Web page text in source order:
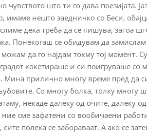
чувството што ти го дава поезијата.
имаме нешто заедничко со Беси,
дека треба да се пишува, затоа
Понекогаш се обидувам да
да го најдам токму тој момент.
кокетираше и си поигруваше со
Мина прилично многу време пред да
Со многу болка, толку многу
некаде далеку од очите, далеку
сме зафатени со вообичаени
полека се забораваат. А ако се